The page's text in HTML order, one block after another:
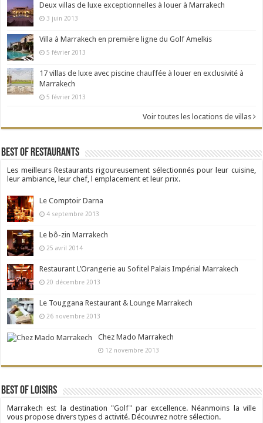
Deux villas de luxe exceptionnelles à louer à Marrakech
3 juin 2013
Villa à Marrakech en première ligne du Golf Amelkis
5 février 2013
17 villas de luxe avec piscine chauffée à louer en exclusivité à
Marrakech
5 février 2013
Voir toutes les locations de villas
Best Of Restaurants
Les meilleurs Restaurants rigoureusement sélectionnés pour leur cuisine,
leur ambiance, leur chef, l emplacement et leur prix.
Le Comptoir Darna
4 septembre 2013
Le bô-zin Marrakech
25 avril 2014
Restaurant L’Orangerie au Sofitel Palais Impérial Marrakech
20 décembre 2013
Le Touggana Restaurant & Lounge Marrakech
26 novembre 2013
Chez Mado Marrakech
12 novembre 2013
Best Of Loisirs
Marrakech est la destination "Golf" par excellence. Néanmoins la ville
vous propose divers types d activité. Découvrez notre sélection.